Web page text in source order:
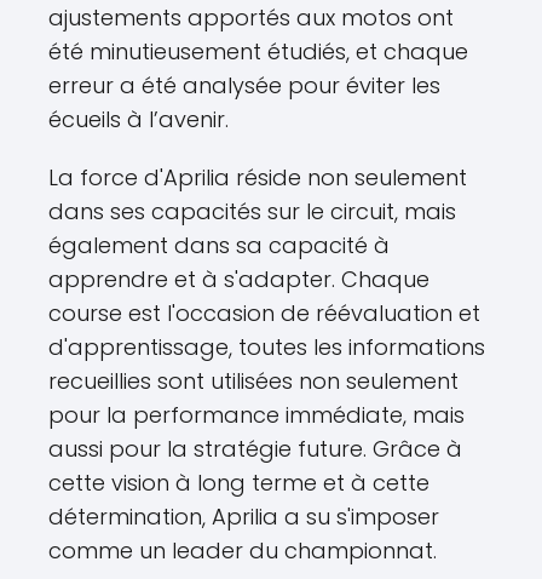
ajustements apportés aux motos ont
été minutieusement étudiés, et chaque
erreur a été analysée pour éviter les
écueils à l’avenir.
La force d'Aprilia réside non seulement
dans ses capacités sur le circuit, mais
également dans sa capacité à
apprendre et à s'adapter. Chaque
course est l'occasion de réévaluation et
d'apprentissage, toutes les informations
recueillies sont utilisées non seulement
pour la performance immédiate, mais
aussi pour la stratégie future. Grâce à
cette vision à long terme et à cette
détermination, Aprilia a su s'imposer
comme un leader du championnat.